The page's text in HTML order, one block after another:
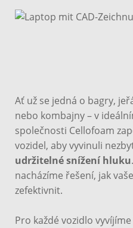
Ať už se jedná o bagry,
nebo kombajny – v
společnosti Cellofoam
vozidel, aby vyvinuli
udržitelné snížení hluku
nacházíme řešení, jak
zefektivnit.
Pro každé vozidlo vyvíjíme